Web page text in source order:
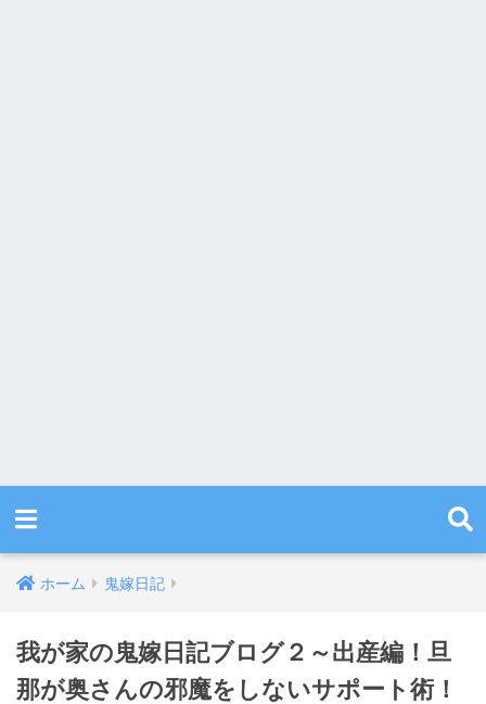
ホーム 鬼嫁日記
我が家の鬼嫁日記ブログ２～出産編！旦
那が奥さんの邪魔をしないサポート術！